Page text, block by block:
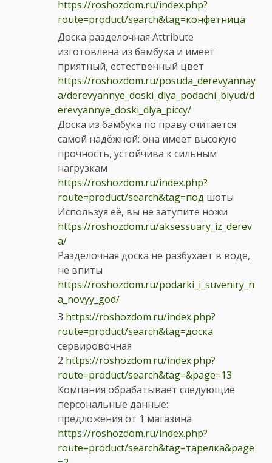
https://roshozdom.ru/index.php?
route=product/search&tag=конфетница
Доска разделочная Attribute
изготовлена из бамбука и имеет
приятный, естественный цвет
https://roshozdom.ru/posuda_derevyannay
a/derevyannye_doski_dlya_podachi_blyud/d
erevyannye_doski_dlya_piccy/
Доска из бамбука по праву считается
самой надёжной: она имеет высокую
прочность, устойчива к сильным
нагрузкам
https://roshozdom.ru/index.php?
route=product/search&tag=под шоты
Используя её, вы не затупите ножи
https://roshozdom.ru/aksessuary_iz_derev
a/
Разделочная доска не разбухает в воде,
не впиты
https://roshozdom.ru/podarki_i_suveniry_n
a_novyy_god/
3 https://roshozdom.ru/index.php?
route=product/search&tag=доска
сервировочная
2 https://roshozdom.ru/index.php?
route=product/search&tag=&page=13
Компания обрабатывает следующие
персональные данные:
предложения от 1 магазина
https://roshozdom.ru/index.php?
route=product/search&tag=тарелка&page